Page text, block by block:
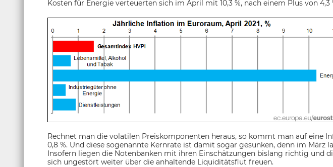
Kosten für Energie verteuerten sich im April mit 10,3 %, nach einem Plus von 4,3
Rechnet man die volatilen Preiskomponenten heraus, so kommt man auf eine
0,8 %. Und diese sogenannte Kernrate ist damit sogar gesunken, denn im März
Insofern liegen die Notenbanken mit ihren Einschätzungen bislang richtig und
sich ungestört weiter über die anhaltende Liquiditätsflut freuen.